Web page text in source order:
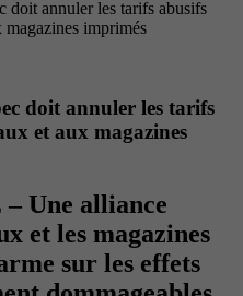
doit annuler les tarifs abusifs
imprimés
doit annuler les tarifs
et aux magazines
Une alliance
et les magazines
sur les effets